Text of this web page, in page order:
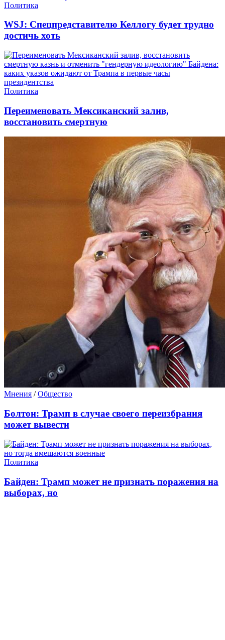
Политика
WSJ: Спецпредставителю Келлогу будет трудно
достичь хоть
Политика
Переименовать Мексиканский залив,
восстановить смертную
Мнения /Общество
Болтон: Трамп в случае своего переизбрания
может вывести
Политика
Байден: Трамп может не признать поражения на
выборах, но